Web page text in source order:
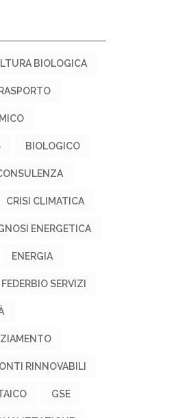
BIOLOGICA
BIOLOGICO
CRISI CLIMATICA
ENERGETICA
ENERGIA
FEDERBIO SERVIZI
RINNOVABILI
GSE